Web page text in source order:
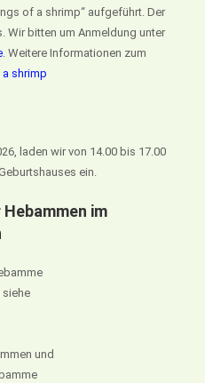
of a shrimp“ aufgeführt. Der
Wir bitten um Anmeldung unter
. Weitere Informationen zum
shrimp
laden wir von 14.00 bis 17.00
ein.
im
siehe
und